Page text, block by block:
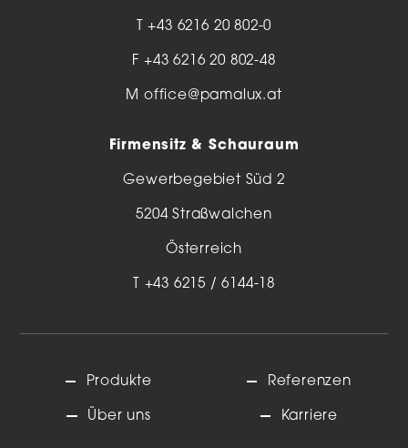
T+43 6216 20 802-0
F +43 6216 20 802-48
M office@pamalux.at
Firmensitz & Schauraum
Gewerbegebiet Süd 2
5204 Straßwalchen
Österreich
+43 6215 / 6144-18
Produkte
Über uns
Referenzen
Karriere